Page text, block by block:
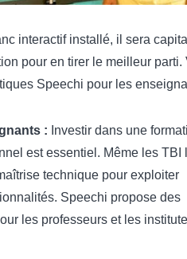
interactif installé, il sera
pour en tirer le meilleur parti.
Speechi pour les
: Investir dans une
est essentiel. Même les TBI
technique pour exploiter
Speechi propose des
les professeurs et les